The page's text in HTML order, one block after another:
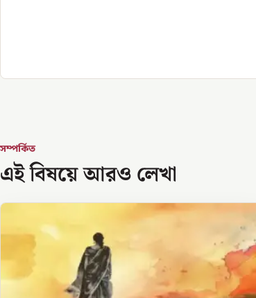
সম্পর্কিত
এই বিষয়ে আরও লেখা